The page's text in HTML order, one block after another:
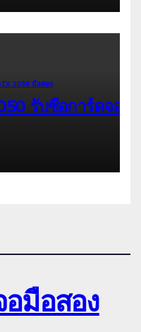
1050 มือสอง
รับซื้อการ์ดจอ
มือสอง